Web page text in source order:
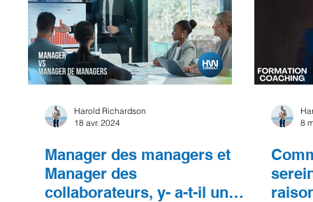
Harold Richardson
18 avr. 2024
Manager des managers et
Manager des
collaborateurs, y- a-t-il une
8